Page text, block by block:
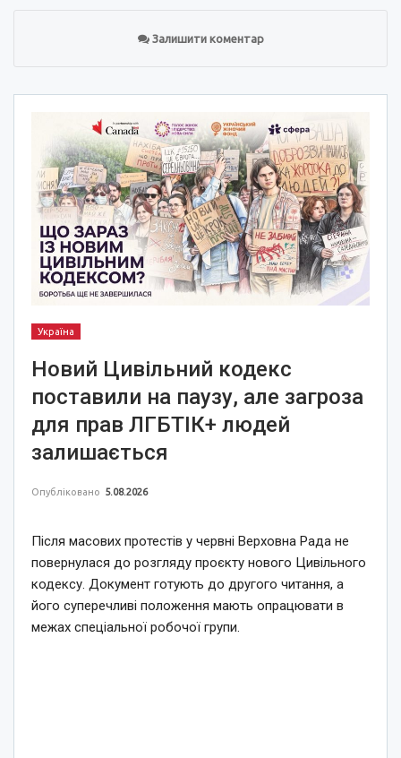
Залишити коментар
Україна
Новий Цивільний кодекс
поставили на паузу, але загроза
для прав ЛГБТІК+ людей
залишається
Опубліковано 5.08.2026
Після масових протестів у червні Верховна Рада не
повернулася до розгляду проєкту нового Цивільного
кодексу. Документ готують до другого читання, а
його суперечливі положення мають опрацювати в
межах спеціальної робочої групи.